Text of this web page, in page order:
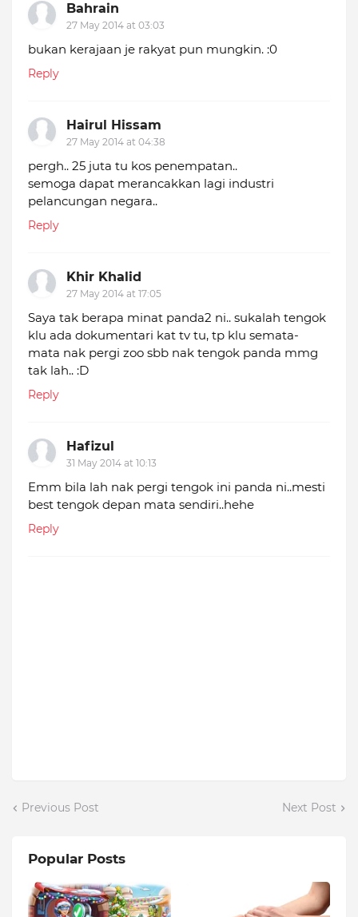
Bahrain
27 May 2014 at 03:03
bukan kerajaan je rakyat pun mungkin. :0
Reply
Hairul Hissam
27 May 2014 at 04:38
pergh.. 25 juta tu kos penempatan..
semoga dapat merancakkan lagi industri
pelancungan negara..
Reply
Khir Khalid
27 May 2014 at 17:05
Saya tak berapa minat panda2 ni.. sukalah tengok
klu ada dokumentari kat tv tu, tp klu semata-
mata nak pergi zoo sbb nak tengok panda mmg
tak lah.. :D
Reply
Hafizul
31 May 2014 at 10:13
Emm bila lah nak pergi tengok ini panda ni..mesti
best tengok depan mata sendiri..hehe
Reply
Previous Post Next Post
Popular Posts